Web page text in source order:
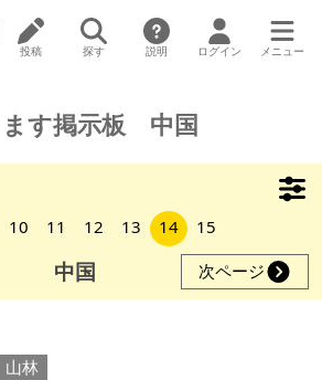
投稿 探す 説明 ログイン メニュー
す掲示板 中国
10 11 12 13 14
15
中国 次ページ
山林